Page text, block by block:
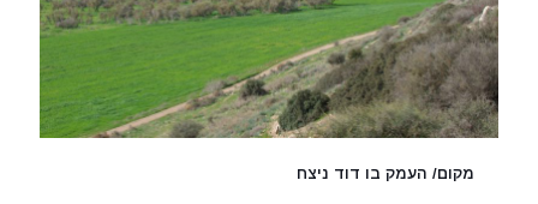
מקום/ העמק בו דוד ניצח